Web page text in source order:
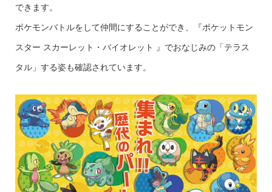
できます。
ポケモンバトルをして仲間にすることができ、『ポケットモン
スター スカーレット・バイオレット 』でおなじみの「テラス
タル」する姿も確認されています。